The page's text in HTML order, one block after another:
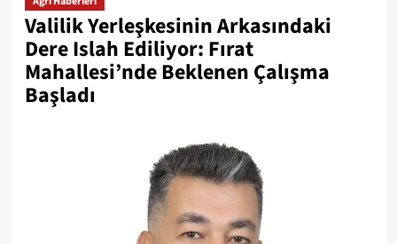
Valilik Yerleşkesinin Arkasındaki
Dere Islah Ediliyor: Fırat
Mahallesi’nde Beklenen Çalışma
Başladı